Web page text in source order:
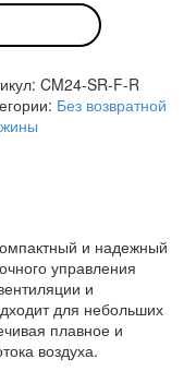
CM24-SR-F-R
Без возвратной
и надежный
управления
и
для небольших
плавное и
воздуха.